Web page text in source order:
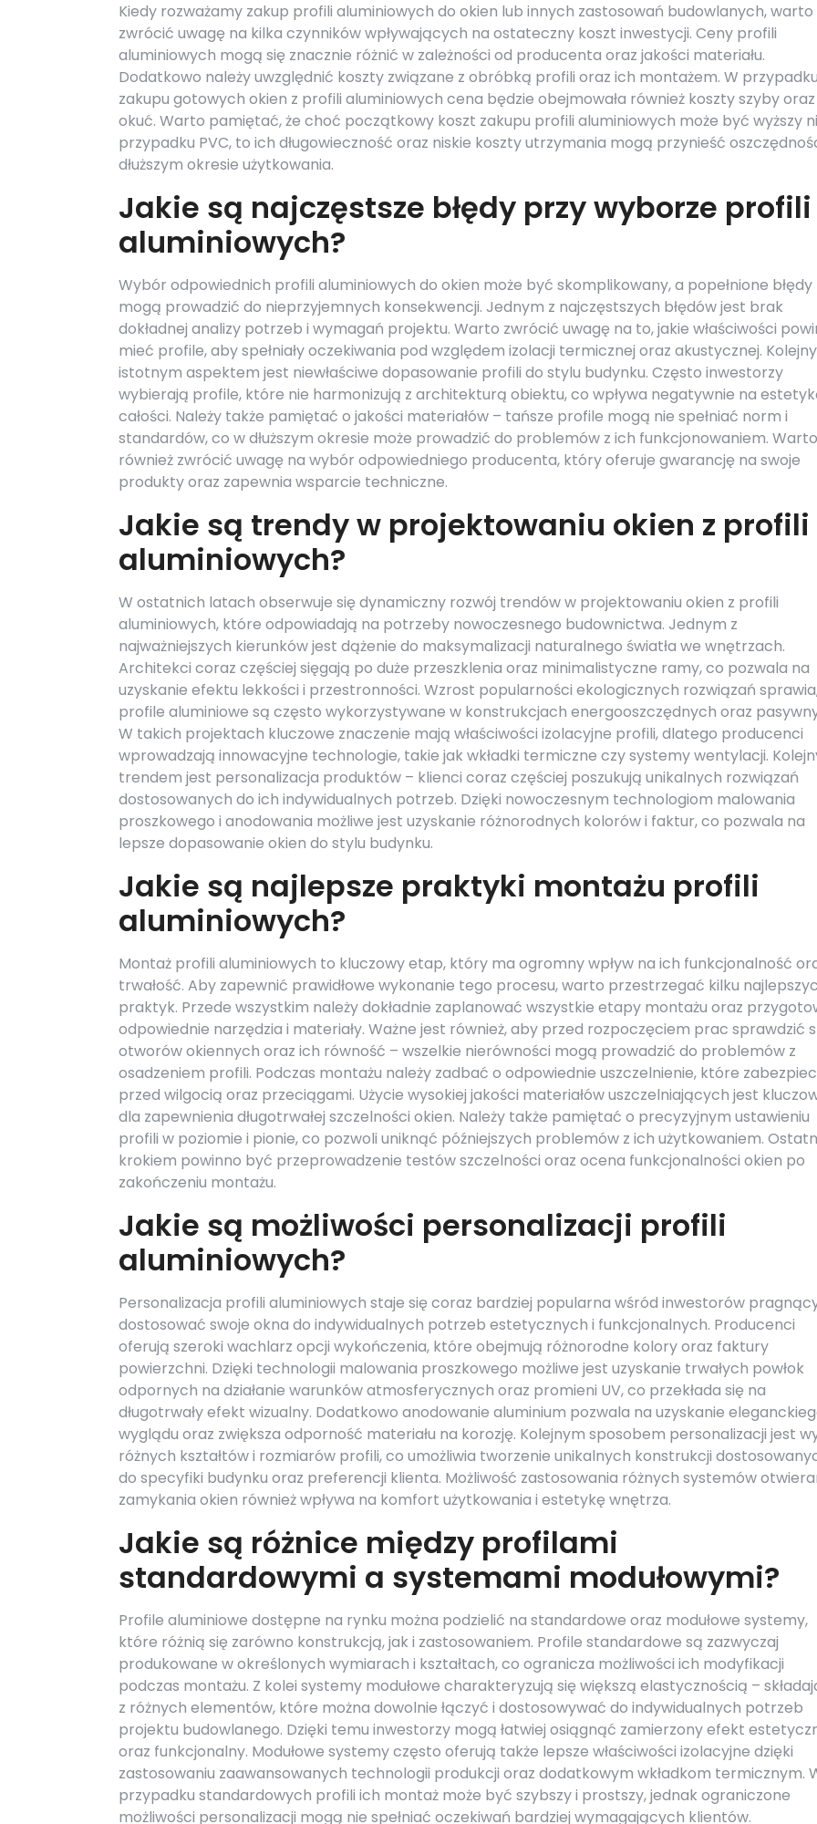
Kiedy rozważamy zakup profili aluminiowych do okien lub innych zastosowań budowlanych, warto
zwrócić uwagę na kilka czynników wpływających na ostateczny koszt inwestycji. Ceny profili
aluminiowych mogą się znacznie różnić w zależności od producenta oraz jakości materiału.
Dodatkowo należy uwzględnić koszty związane z obróbką profili oraz ich montażem. W przypadku
zakupu gotowych okien z profili aluminiowych cena będzie obejmowała również koszty szyby oraz
okuć. Warto pamiętać, że choć początkowy koszt zakupu profili aluminiowych może być wyższy
przypadku PVC, to ich długowieczność oraz niskie koszty utrzymania mogą przynieść
dłuższym okresie użytkowania.
Jakie są najczęstsze błędy przy wyborze profili
aluminiowych?
Wybór odpowiednich profili aluminiowych do okien może być skomplikowany, a popełnione błędy
mogą prowadzić do nieprzyjemnych konsekwencji. Jednym z najczęstszych błędów jest brak
dokładnej analizy potrzeb i wymagań projektu. Warto zwrócić uwagę na to, jakie właściwości
mieć profile, aby spełniały oczekiwania pod względem izolacji termicznej oraz akustycznej.
istotnym aspektem jest niewłaściwe dopasowanie profili do stylu budynku. Często inwestorzy
wybierają profile, które nie harmonizują z architekturą obiektu, co wpływa negatywnie na
całości. Należy także pamiętać o jakości materiałów – tańsze profile mogą nie spełniać norm i
standardów, co w dłuższym okresie może prowadzić do problemów z ich funkcjonowaniem. Warto
również zwrócić uwagę na wybór odpowiedniego producenta, który oferuje gwarancję na swoje
produkty oraz zapewnia wsparcie techniczne.
Jakie są trendy w projektowaniu okien z profili
aluminiowych?
W ostatnich latach obserwuje się dynamiczny rozwój trendów w projektowaniu okien z profili
aluminiowych, które odpowiadają na potrzeby nowoczesnego budownictwa. Jednym z
najważniejszych kierunków jest dążenie do maksymalizacji naturalnego światła we wnętrzach.
Architekci coraz częściej sięgają po duże przeszklenia oraz minimalistyczne ramy, co pozwala na
uzyskanie efektu lekkości i przestronności. Wzrost popularności ekologicznych rozwiązań
profile aluminiowe są często wykorzystywane w konstrukcjach energooszczędnych oraz
W takich projektach kluczowe znaczenie mają właściwości izolacyjne profili, dlatego producenci
wprowadzają innowacyjne technologie, takie jak wkładki termiczne czy systemy wentylacji.
trendem jest personalizacja produktów – klienci coraz częściej poszukują unikalnych rozwiązań
dostosowanych do ich indywidualnych potrzeb. Dzięki nowoczesnym technologiom malowania
proszkowego i anodowania możliwe jest uzyskanie różnorodnych kolorów i faktur, co pozwala na
lepsze dopasowanie okien do stylu budynku.
Jakie są najlepsze praktyki montażu profili
aluminiowych?
Montaż profili aluminiowych to kluczowy etap, który ma ogromny wpływ na ich funkcjonalność
trwałość. Aby zapewnić prawidłowe wykonanie tego procesu, warto przestrzegać kilku
praktyk. Przede wszystkim należy dokładnie zaplanować wszystkie etapy montażu oraz
odpowiednie narzędzia i materiały. Ważne jest również, aby przed rozpoczęciem prac sprawdzić
otworów okiennych oraz ich równość – wszelkie nierówności mogą prowadzić do problemów z
osadzeniem profili. Podczas montażu należy zadbać o odpowiednie uszczelnienie, które
przed wilgocią oraz przeciągami. Użycie wysokiej jakości materiałów uszczelniających jest
dla zapewnienia długotrwałej szczelności okien. Należy także pamiętać o precyzyjnym ustawieniu
profili w poziomie i pionie, co pozwoli uniknąć późniejszych problemów z ich użytkowaniem.
krokiem powinno być przeprowadzenie testów szczelności oraz ocena funkcjonalności okien po
zakończeniu montażu.
Jakie są możliwości personalizacji profili
aluminiowych?
Personalizacja profili aluminiowych staje się coraz bardziej popularna wśród inwestorów
dostosować swoje okna do indywidualnych potrzeb estetycznych i funkcjonalnych. Producenci
oferują szeroki wachlarz opcji wykończenia, które obejmują różnorodne kolory oraz faktury
powierzchni. Dzięki technologii malowania proszkowego możliwe jest uzyskanie trwałych powłok
odpornych na działanie warunków atmosferycznych oraz promieni UV, co przekłada się na
długotrwały efekt wizualny. Dodatkowo anodowanie aluminium pozwala na uzyskanie
wyglądu oraz zwiększa odporność materiału na korozję. Kolejnym sposobem personalizacji jest
różnych kształtów i rozmiarów profili, co umożliwia tworzenie unikalnych konstrukcji
do specyfiki budynku oraz preferencji klienta. Możliwość zastosowania różnych systemów
zamykania okien również wpływa na komfort użytkowania i estetykę wnętrza.
Jakie są różnice między profilami
standardowymi a systemami modułowymi?
Profile aluminiowe dostępne na rynku można podzielić na standardowe oraz modułowe systemy,
które różnią się zarówno konstrukcją, jak i zastosowaniem. Profile standardowe są zazwyczaj
produkowane w określonych wymiarach i kształtach, co ogranicza możliwości ich modyfikacji
podczas montażu. Z kolei systemy modułowe charakteryzują się większą elastycznością –
z różnych elementów, które można dowolnie łączyć i dostosowywać do indywidualnych potrzeb
projektu budowlanego. Dzięki temu inwestorzy mogą łatwiej osiągnąć zamierzony efekt
oraz funkcjonalny. Modułowe systemy często oferują także lepsze właściwości izolacyjne dzięki
zastosowaniu zaawansowanych technologii produkcji oraz dodatkowym wkładkom termicznym.
przypadku standardowych profili ich montaż może być szybszy i prostszy, jednak ograniczone
możliwości personalizacji mogą nie spełniać oczekiwań bardziej wymagających klientów.